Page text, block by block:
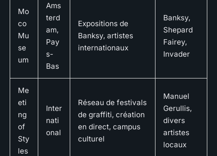
Mo
co
Mu
se
um
Ams
terd
am,
Pay
s-
Bas
Expositions de
Banksy, artistes
internationaux
Banksy,
Shepard
Fairey,
Invader
Me
eti
ng
of
Sty
les
Inter
nati
onal
Réseau de festivals
de graffiti, création
en direct, campus
culturel
Manuel
Gerullis,
divers
artistes
locaux